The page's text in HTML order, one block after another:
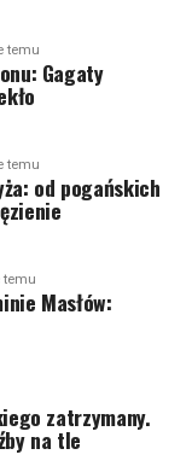
temu
Gagaty
temu
od pogańskich
temu
Masłów:
zatrzymany.
na tle